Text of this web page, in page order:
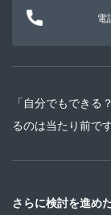
電
「自分でもでき
るのは当たり前で
さらに検討を進め